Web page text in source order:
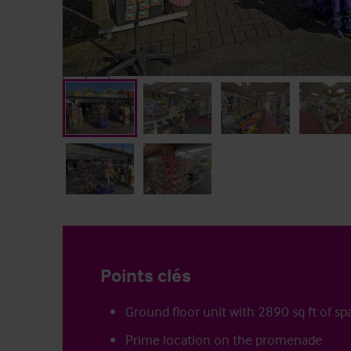
Points clés
Ground floor unit with 2890 sq ft of
Prime location on the promenade